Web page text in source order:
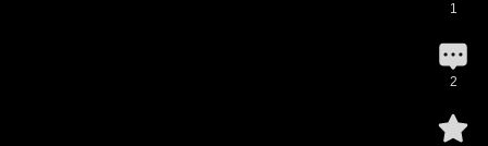
1
2